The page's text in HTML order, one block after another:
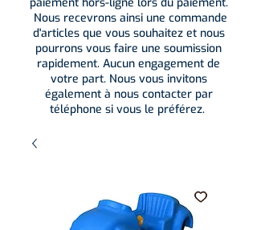
Nous recevrons ainsi une commande
d'articles que vous souhaitez et nous
pourrons vous faire une soumission
rapidement. Aucun engagement de
votre part. Nous vous invitons
également à nous contacter par
téléphone si vous le préférez.